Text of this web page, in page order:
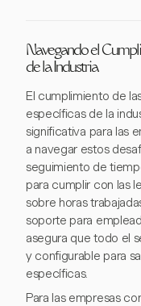
Navegando el
de la Industria
El cumplimiento de
específicas de la
significativa para las
a navegar estos
seguimiento de
para cumplir con las
sobre horas
soporte para
asegura que todo el
y configurable para
específicas.
Para las empresas